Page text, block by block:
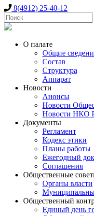
8(4912) 25-40-12
О палате
Общие
Состав
Структура
Аппарат
Новости
Анонсы
Новости
Новости НКО
Документы
Регламент
Кодекс этики
Планы работы
Ежегодный
Соглашения
Общественные
Органы власти
Общественный
Единый день